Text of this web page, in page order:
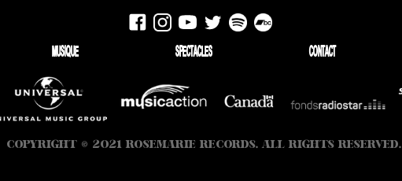
MUSIQUE SPECTACLES CONTACT
COPYRIGHT © 2021 ROSEMARIE RECORDS. ALL RIGHTS RESERVED.